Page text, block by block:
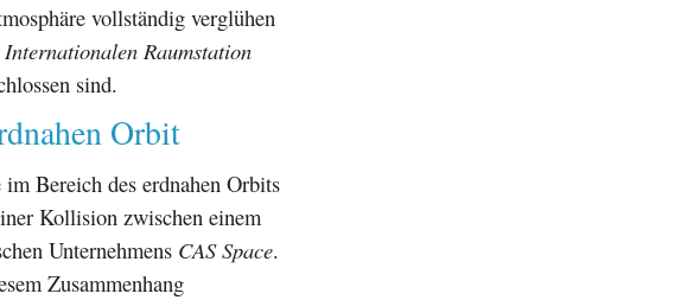
vollständig verglühen
Internationalen Raumstation
sind.
Orbit
Bereich des erdnahen Orbits
Kollision zwischen einem
Unternehmens CAS Space.
Zusammenhang